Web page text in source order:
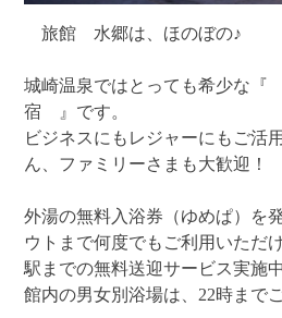
旅館 水郷は、ほのぼの♪
城崎温泉ではとっても希少な『
宿 』です。
ビジネスにもレジャーにもご
ん、ファミリーさまも大歓迎！
外湯の無料入浴券（ゆめぱ）を
ウトまで何度でもご利用いただ
駅までの無料送迎サービス実施中
館内の男女別浴場は、22時まで